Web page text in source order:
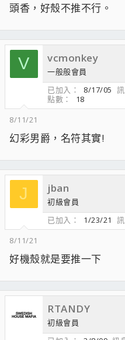
頭香，好殼不推不行。
V vcmonkey
一般般會員
已加入
8/17/05
點數
18
8/11/21
幻彩男爵，名符其實!
J jban
初級會員
已加入
1/23/21
8/11/21
好機殼就是要推一下
RTANDY
初級會員